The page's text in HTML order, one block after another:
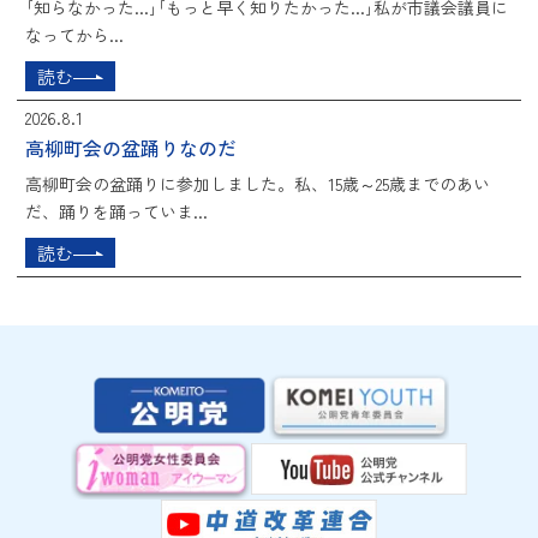
｢知らなかった...｣｢もっと早く知りたかった...｣私が市議会議員に
なってから...
読む
2026.8.1
高柳町会の盆踊りなのだ
高柳町会の盆踊りに参加しました。私、15歳～25歳までのあい
だ、踊りを踊っていま...
読む